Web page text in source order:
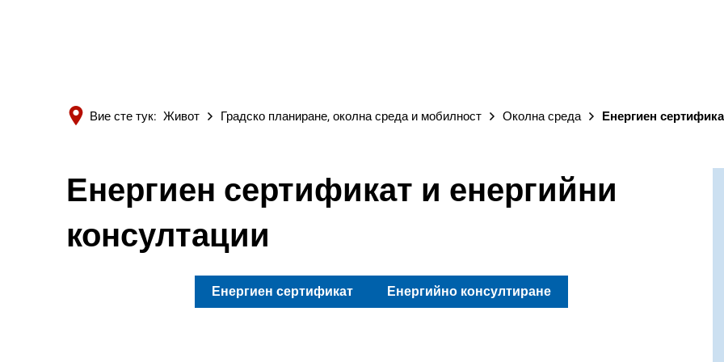
Вие сте тук: Живот Градско планиране, околна среда и мобилност Околна среда Енергиен
Енергиен сертификат и енергийни
консултации
Енергиен сертификат Енергийно консултиране